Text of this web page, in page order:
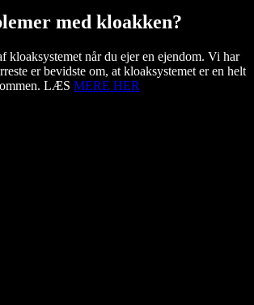
med kloakken?
kloaksystemet når du ejer en ejendom. Vi har
er bevidste om, at kloaksystemet er en helt
LÆS MERE HER